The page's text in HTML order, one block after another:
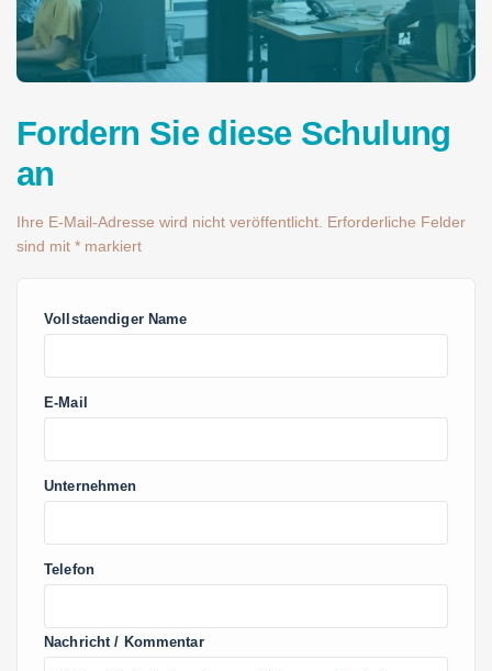
Fordern Sie diese Schulung
an
Ihre E-Mail-Adresse wird nicht veröffentlicht. Erforderliche Felder
sind mit * markiert
Vollstaendiger Name
E-Mail
Unternehmen
Telefon
Nachricht / Kommentar